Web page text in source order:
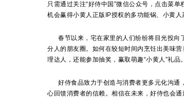
只需通过关注“好侍中国”微信公众号，点击菜
机会赢得小黄人正版IP授权的多功能锅、小黄人
春节以来，宅在家里的人们纷纷将目光投向
分人的朋友圈。如何在较短时间内烹饪出美味
理达人，还能参加抽奖，赢取萌趣“小黄人”礼品。
好侍食品致力于创造与消费者更多元化沟通
心回馈消费者的信赖。相信在未来，好侍也会